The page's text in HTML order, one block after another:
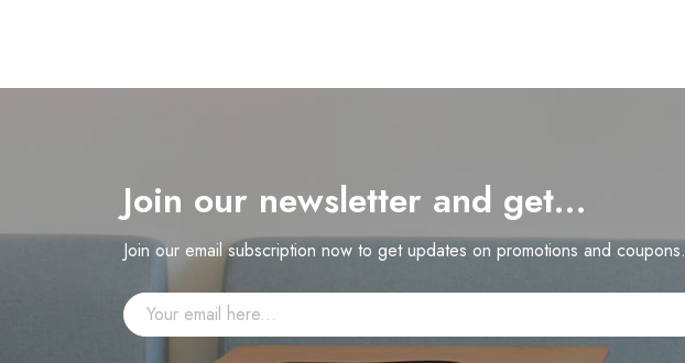
Join our newsletter and get…
Join our email subscription now to get updates on promotions and coupons.